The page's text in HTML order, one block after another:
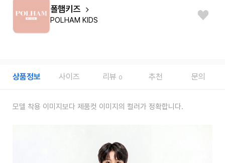
폴햄키즈
POLHAM KIDS
상품정보 사이즈 리뷰 0 추천 문의
모델 착용 이미지보다 제품컷 이미지의 컬러가 정확합니다.